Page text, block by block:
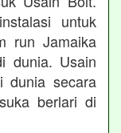
untuk
run Jamaika
dunia. Usain
dunia secara
berlari di